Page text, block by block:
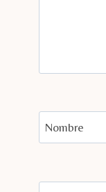
Nombre